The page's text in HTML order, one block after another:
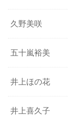
久野美咲
五十嵐裕美
井上ほの花
井上喜久子